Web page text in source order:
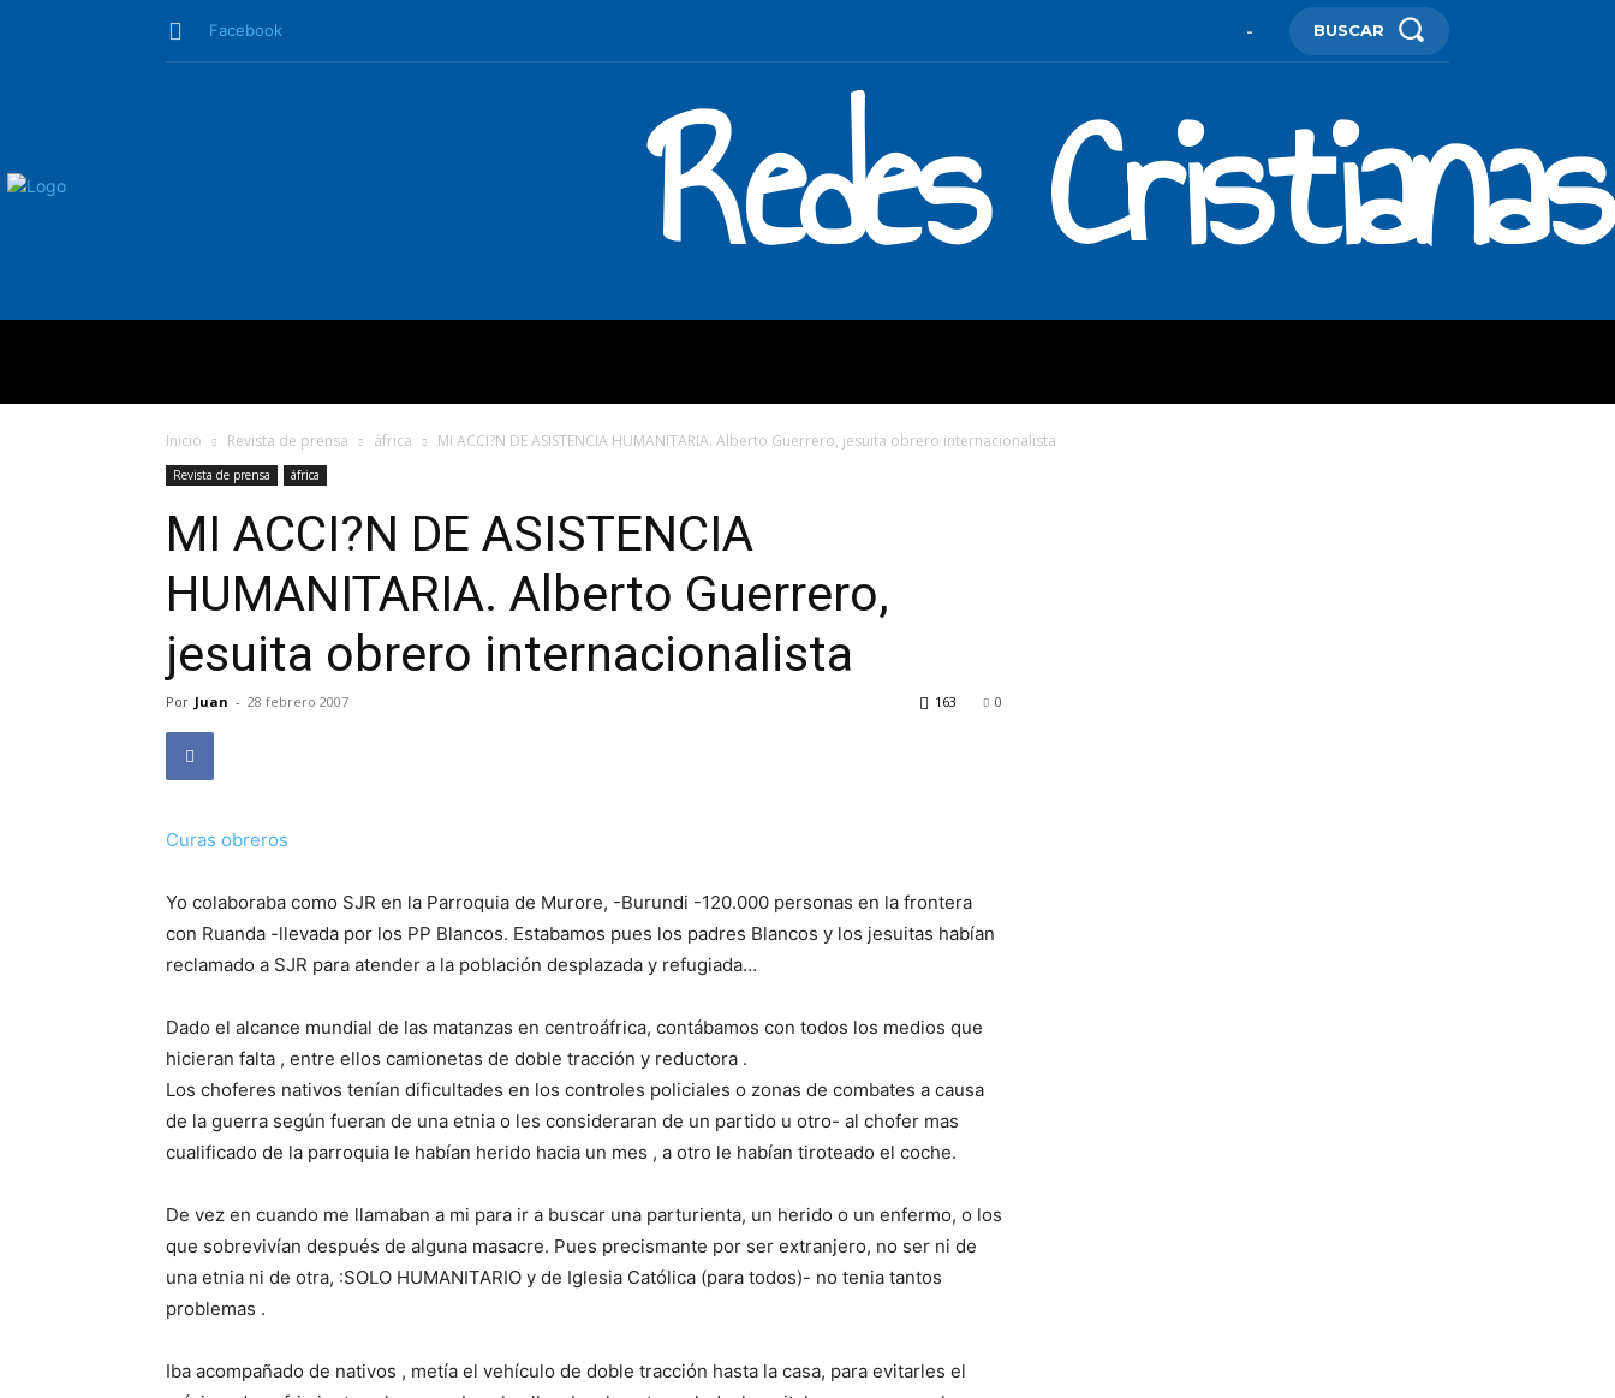
Facebook - BUSCAR
Redes Cristianas
Inicio Revista de prensa áfrica MI ACCI?N DE ASISTENCIA HUMANITARIA. Alberto Guerrero, jesuita obrero internacionalista
Revista de prensa áfrica
MI ACCI?N DE ASISTENCIA
HUMANITARIA. Alberto Guerrero,
jesuita obrero internacionalista
Por Juan - 28 febrero 2007 0
163
Curas obreros
Yo colaboraba como SJR en la Parroquia de Murore, -Burundi -120.000 personas en la frontera
con Ruanda -llevada por los PP Blancos. Estabamos pues los padres Blancos y los jesuitas habían
reclamado a SJR para atender a la población desplazada y refugiada…
Dado el alcance mundial de las matanzas en centroáfrica, contábamos con todos los medios que
hicieran falta , entre ellos camionetas de doble tracción y reductora .
Los choferes nativos tenían dificultades en los controles policiales o zonas de combates a causa
de la guerra según fueran de una etnia o les consideraran de un partido u otro- al chofer mas
cualificado de la parroquia le habían herido hacia un mes , a otro le habían tiroteado el coche.
De vez en cuando me llamaban a mi para ir a buscar una parturienta, un herido o un enfermo, o los
que sobrevivían después de alguna masacre. Pues precismante por ser extranjero, no ser ni de
una etnia ni de otra, :SOLO HUMANITARIO y de Iglesia Católica (para todos)- no tenia tantos
problemas .
Iba acompañado de nativos , metía el vehículo de doble tracción hasta la casa, para evitarles el